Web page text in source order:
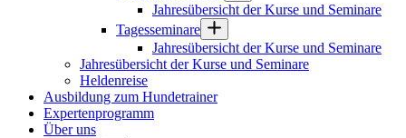
Jahresübersicht der Kurse und Seminare
Tagesseminare
Jahresübersicht der Kurse und Seminare
Jahresübersicht der Kurse und Seminare
Heldenreise
Ausbildung zum Hundetrainer
Expertenprogramm
Über uns